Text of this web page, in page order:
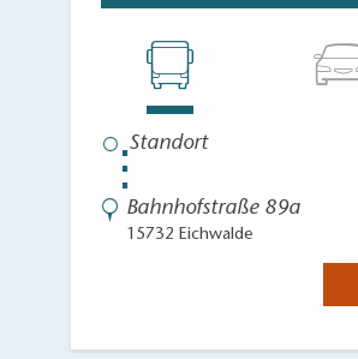
⋮
Bahnhofstraße 89a
15732 Eichwalde